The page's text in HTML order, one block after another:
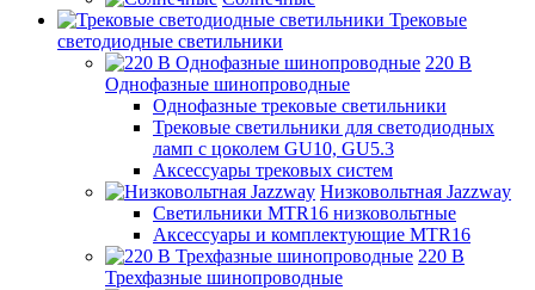
Трековые
светодиодные светильники
220 B
Однофазные шинопроводные
Однофазные трековые светильники
Трековые светильники для светодиодных
ламп с цоколем GU10, GU5.3
Аксессуары трековых систем
Низковольтная Jazzway
Светильники MTR16 низковольтные
Аксессуары и комплектующие MTR16
220 B
Трехфазные шинопроводные